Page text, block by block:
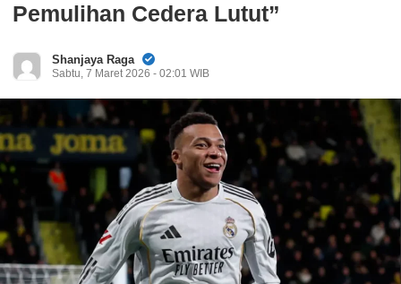
Pemulihan Cedera Lutut”
Shanjaya Raga
Sabtu, 7 Maret 2026 - 02:01 WIB